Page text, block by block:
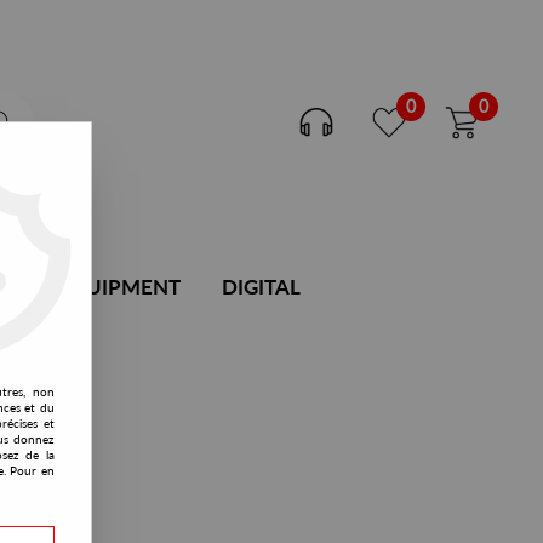
0 0
DJ EQUIPMENT DIGITAL
non
et du
et
donnez
de la
Pour en